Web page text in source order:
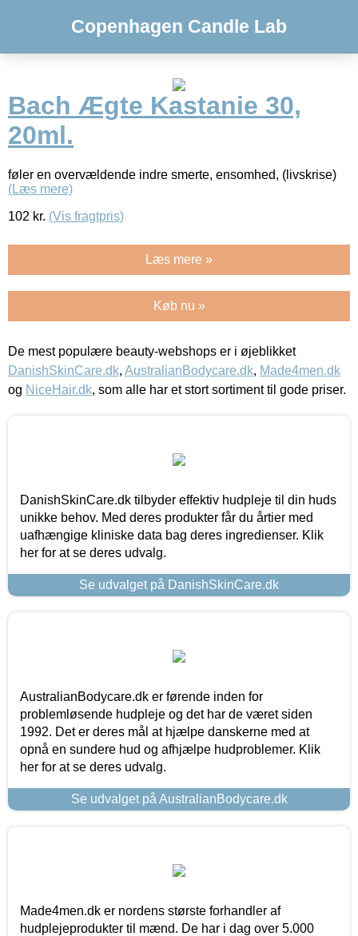
Copenhagen Candle Lab
Bach Ægte Kastanie 30,
20ml.
føler en overvældende indre smerte, ensomhed, (livskrise)
(Læs mere)
102 kr. (Vis fragtpris)
Læs mere »
Køb nu »
De mest populære beauty-webshops er i øjeblikket
DanishSkinCare.dk, AustralianBodycare.dk, Made4men.dk
og NiceHair.dk, som alle har et stort sortiment til gode priser.
DanishSkinCare.dk tilbyder effektiv hudpleje til din huds
unikke behov. Med deres produkter får du årtier med
uafhængige kliniske data bag deres ingredienser. Klik
her for at se deres udvalg.
Se udvalget på DanishSkinCare.dk
AustralianBodycare.dk er førende inden for
problemløsende hudpleje og det har de været siden
1992. Det er deres mål at hjælpe danskerne med at
opnå en sundere hud og afhjælpe hudproblemer. Klik
her for at se deres udvalg.
Se udvalget på AustralianBodycare.dk
Made4men.dk er nordens største forhandler af
hudplejeprodukter til mænd. De har i dag over 5.000